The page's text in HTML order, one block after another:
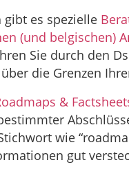
gibt es spezielle
(und belgischen)
Sie durch den
die Grenzen
&
wie
gut